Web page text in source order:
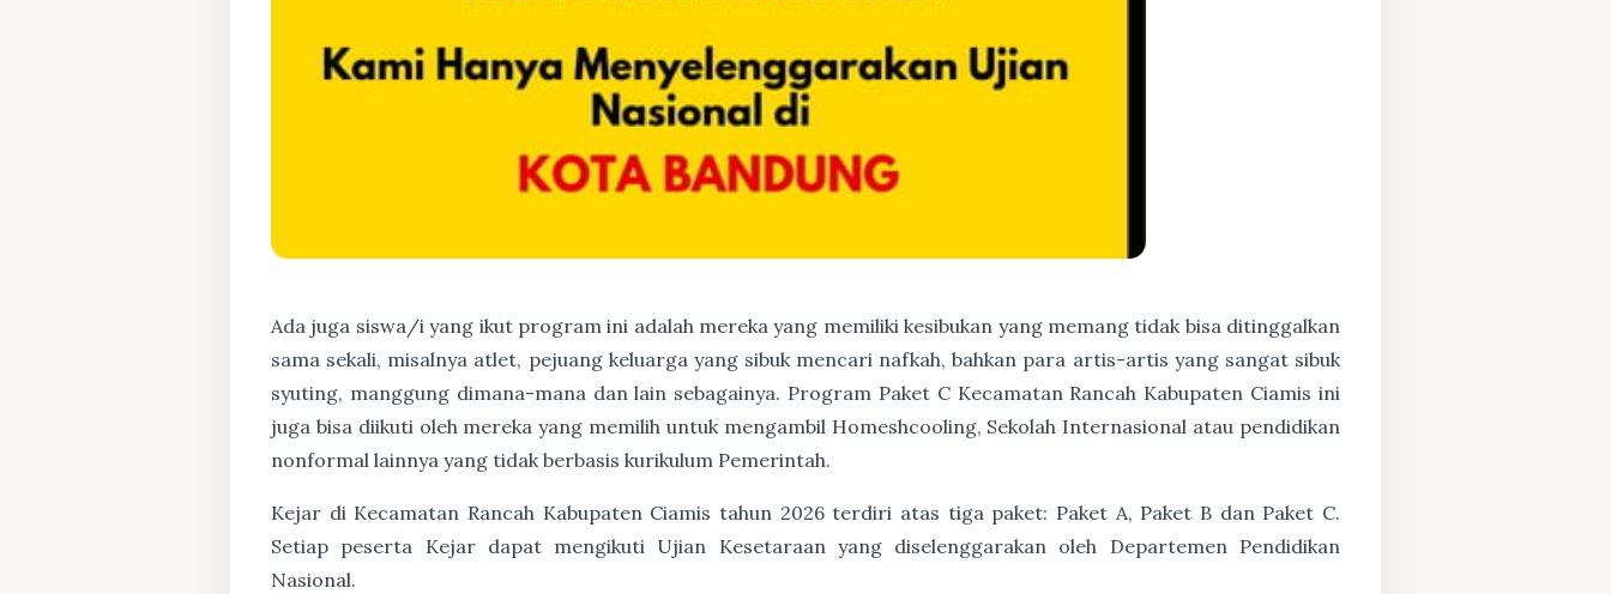
Ada juga siswa/i yang ikut program ini adalah mereka yang memiliki kesibukan yang memang tidak bisa ditinggalkan
sama sekali, misalnya atlet, pejuang keluarga yang sibuk mencari nafkah, bahkan para artis-artis yang sangat sibuk
syuting, manggung dimana-mana dan lain sebagainya. Program Paket C Kecamatan Rancah Kabupaten Ciamis ini
juga bisa diikuti oleh mereka yang memilih untuk mengambil Homeshcooling, Sekolah Internasional atau pendidikan
nonformal lainnya yang tidak berbasis kurikulum Pemerintah.
Kejar di Kecamatan Rancah Kabupaten Ciamis tahun 2026 terdiri atas tiga paket: Paket A, Paket B dan Paket C.
Setiap peserta Kejar dapat mengikuti Ujian Kesetaraan yang diselenggarakan oleh Departemen Pendidikan
Nasional.